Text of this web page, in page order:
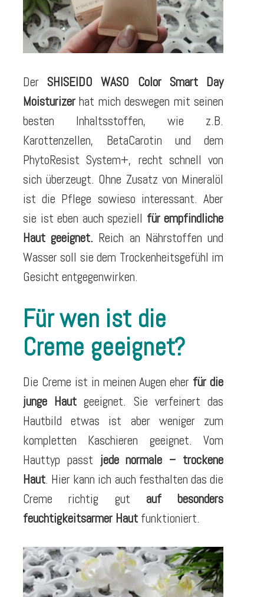
DerSHISEIDO WASO Color Smart Day
Moisturizer hat mich deswegen mit seinen
besten Inhaltsstoffen, wie z.B.
Karottenzellen, BetaCarotin und dem
PhytoResist System+, recht schnell von
sich überzeugt. Ohne Zusatz von Mineralöl
ist die Pflege sowieso interessant. Aber
sie ist eben auch speziell für empfindliche
Haut geeignet. Reich an Nährstoffen und
Wasser soll sie dem Trockenheitsgefühl im
Gesicht entgegenwirken.
Für wen ist die
Creme geeignet?
Die Creme ist in meinen Augen eher für die
junge Haut geeignet. Sie verfeinert das
Hautbild etwas ist aber weniger zum
kompletten Kaschieren geeignet. Vom
Hauttyp passt jede normale – trockene
Haut. Hier kann ich auch festhalten das die
Creme richtig gut auf besonders
feuchtigkeitsarmer Haut funktioniert.